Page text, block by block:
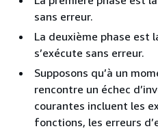
sans erreur.
La deuxième phase est
s’exécute sans erreur.
Supposons qu’à un
rencontre un échec
courantes incluent les
fonctions, les erreurs